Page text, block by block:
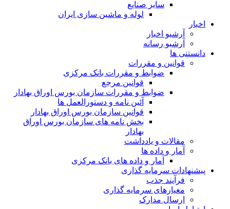
سایر صنایع
لوله و ماشین سازی ایران
اخبار
آرشیو اخبار
آرشیو رسانه
دانستنی ها
قوانین و مقررات
ضوابط و مقررات بانک مرکزی
قوانين مرجع
ضوابط و مقررات سازمان بورس اوراق بهادار
آئین نامه و دستورالعمل ها
قوانین سازمان بورس اوراق بهادار
بخش نامه های سازمان بورس اوراق
بهادار
مقالات و یادداشت
آمار و داده ها
آمار و داده های بانک مرکزی
پیشنهادات سرمایه گذاری
فرآیند جذب
معیارهای سرمایه گذاری
ارسال مدارک